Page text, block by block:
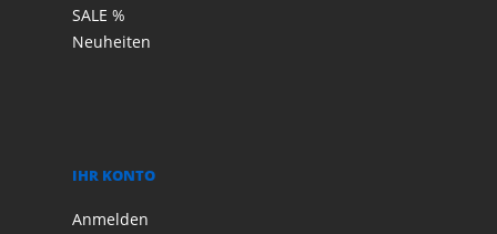
SALE %
Neuheiten
IHR KONTO
Anmelden